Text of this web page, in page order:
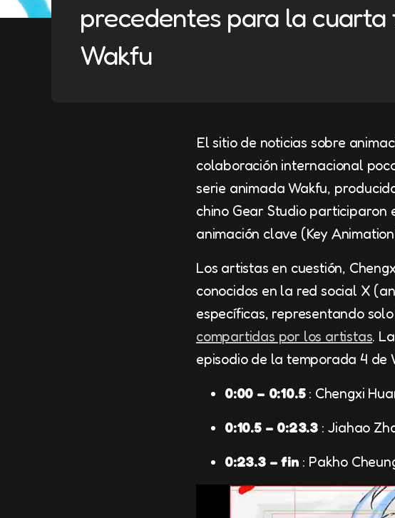
precedentes para la
Wakfu
El sitio de noticias sobre
colaboración internacional
serie animada Wakfu,
chino Gear Studio participaron
animación clave (Key
Los artistas en cuestión,
conocidos en la red social X
específicas, representando solo
compartidas por los artistas.
episodio de la temporada 4 de
0:00 – 0:10.5: Chengxi
0:10.5 – 0:23.3 : Jiahao
0:23.3 – fin : Pakho